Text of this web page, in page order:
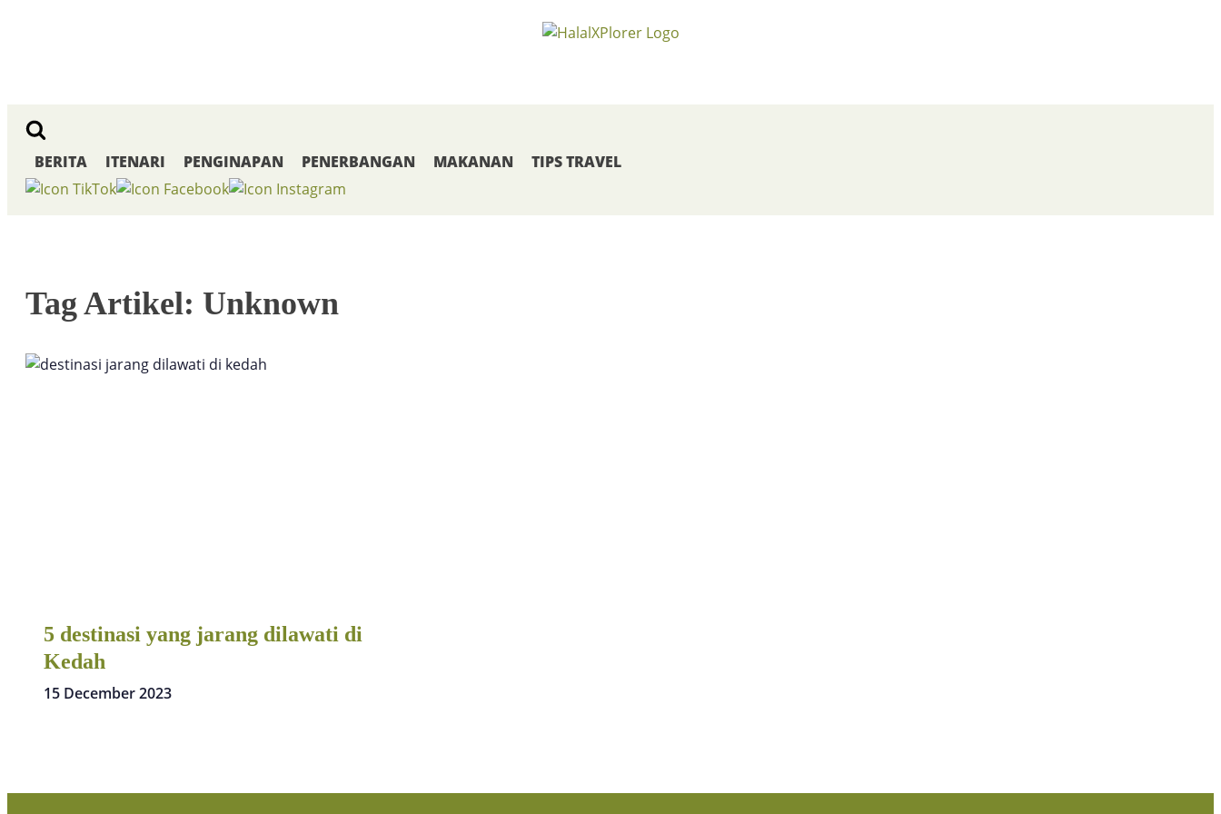
BERITA ITENARI PENGINAPAN PENERBANGAN MAKANAN TIPS TRAVEL
Tag Artikel: Unknown
5 destinasi yang jarang dilawati di
Kedah
15 December 2023